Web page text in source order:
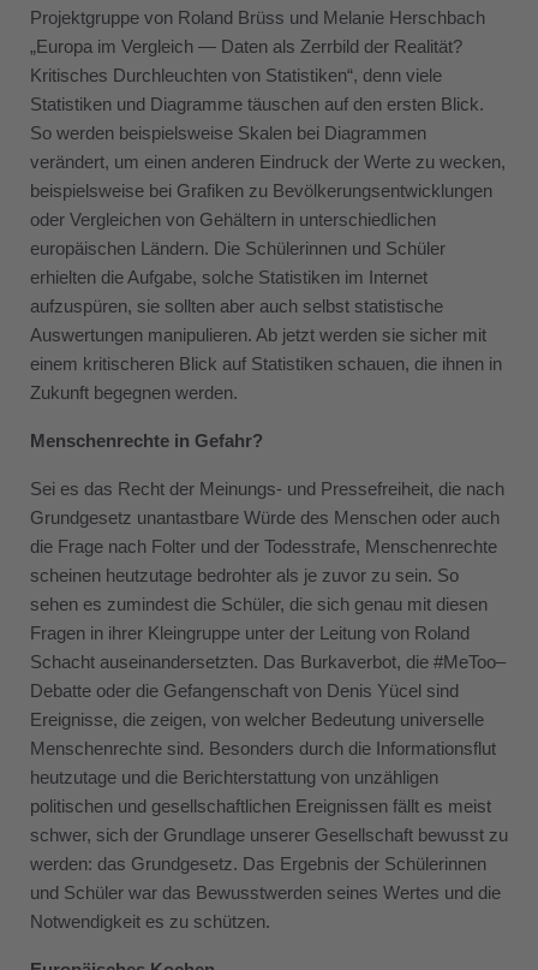
Projektgruppe von Roland Brüss und Melanie Herschbach
„Europa im Vergleich — Daten als Zerrbild der Realität?
Kritisches Durchleuchten von Statistiken“, denn viele
Statistiken und Diagramme täuschen auf den ersten Blick.
So werden beispielsweise Skalen bei Diagrammen
verändert, um einen anderen Eindruck der Werte zu wecken,
beispielsweise bei Grafiken zu Bevölkerungsentwicklungen
oder Vergleichen von Gehältern in unterschiedlichen
europäischen Ländern. Die Schülerinnen und Schüler
erhielten die Aufgabe, solche Statistiken im Internet
aufzuspüren, sie sollten aber auch selbst statistische
Auswertungen manipulieren. Ab jetzt werden sie sicher mit
einem kritischeren Blick auf Statistiken schauen, die ihnen in
Zukunft begegnen werden.
Menschenrechte in Gefahr?
Sei es das Recht der Meinungs- und Pressefreiheit, die nach
Grundgesetz unantastbare Würde des Menschen oder auch
die Frage nach Folter und der Todesstrafe, Menschenrechte
scheinen heutzutage bedrohter als je zuvor zu sein. So
sehen es zumindest die Schüler, die sich genau mit diesen
Fragen in ihrer Kleingruppe unter der Leitung von Roland
Schacht auseinandersetzten. Das Burkaverbot, die #MeToo–
Debatte oder die Gefangenschaft von Denis Yücel sind
Ereignisse, die zeigen, von welcher Bedeutung universelle
Menschenrechte sind. Besonders durch die Informationsflut
heutzutage und die Berichterstattung von unzähligen
politischen und gesellschaftlichen Ereignissen fällt es meist
schwer, sich der Grundlage unserer Gesellschaft bewusst zu
werden: das Grundgesetz. Das Ergebnis der Schülerinnen
und Schüler war das Bewusstwerden seines Wertes und die
Notwendigkeit es zu schützen.